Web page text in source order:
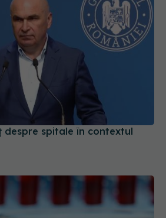
despre spitale în contextul